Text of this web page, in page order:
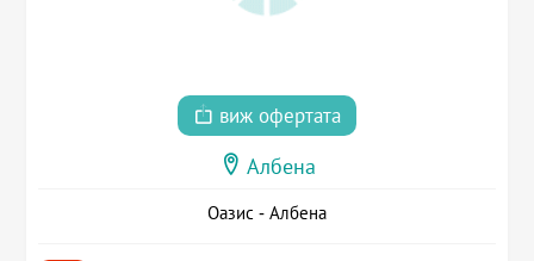
виж офертата
Албена
Оазис - Албена